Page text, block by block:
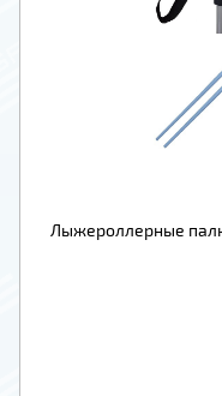
Лыжероллерные